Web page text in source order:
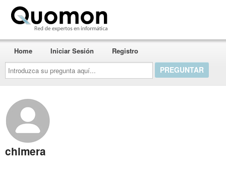
Introduzca
su
pregunta
aquí...
Home Iniciar Sesión Registro
chimera